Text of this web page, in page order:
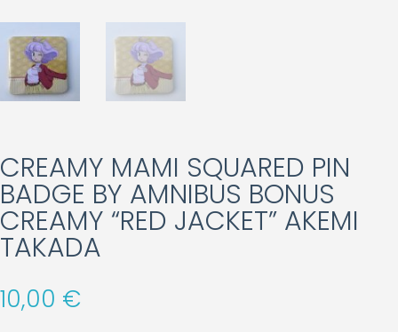
CREAMY MAMI SQUARED PIN
BADGE BY AMNIBUS BONUS
CREAMY “RED JACKET” AKEMI
TAKADA
10,00 €